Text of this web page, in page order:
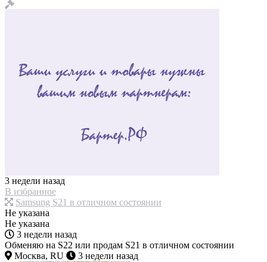
3 недели назад
В избранное
Samsung S21 в отличном состоянии
Не указана
Не указана
3 недели назад
Обменяю на S22 или продам S21 в отличном состоянии
Москва, RU
3 недели назад